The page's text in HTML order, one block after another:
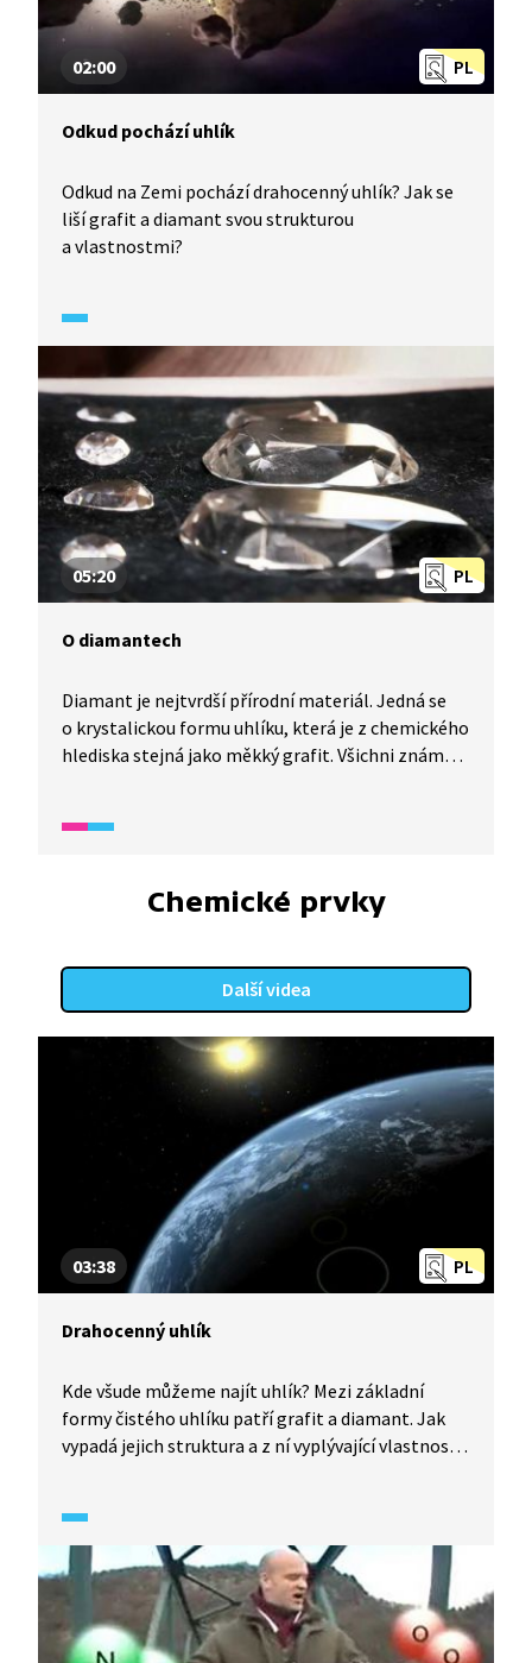
PL
02:00
Odkud pochází uhlík
Odkud na Zemi pochází drahocenný uhlík? Jak se
liší grafit a diamant svou strukturou
a vlastnostmi?
PL
05:20
O diamantech
Diamant je nejtvrdší přírodní materiál. Jedná se
o krystalickou formu uhlíku, která je z chemického
hlediska stejná jako měkký grafit. Všichni známe
Jak vzniká, kolik vážil největší vytěžený diamant
Chemické prvky
Další videa
PL
03:38
Drahocenný uhlík
Kde všude můžeme najít uhlík? Mezi základní
formy čistého uhlíku patří grafit a diamant. Jak
vypadá jejich struktura a z ní vyplývající vlastnosti?
jsou jejich možnosti využití?